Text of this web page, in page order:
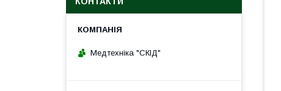
Медтехніка "СКІД"